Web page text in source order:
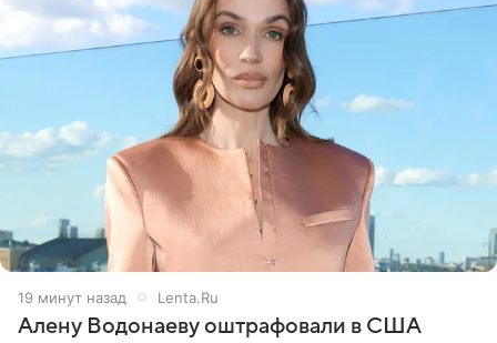
19 минут назад Lenta.Ru
Алену Водонаеву оштрафовали в США